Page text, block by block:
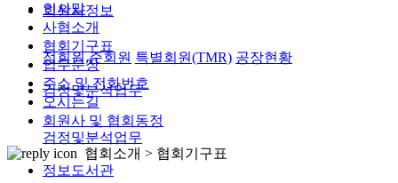
회원사정보
정회원,준회원 특별회원(TMR) 공장현황
검정및분석업무
검정및분석업무
정보도서관
인사말
사협소개
협회기구표
업무분장
주소 및 전화번호
오시는길
회원사 및 협회동정
협회소개 > 협회기구표